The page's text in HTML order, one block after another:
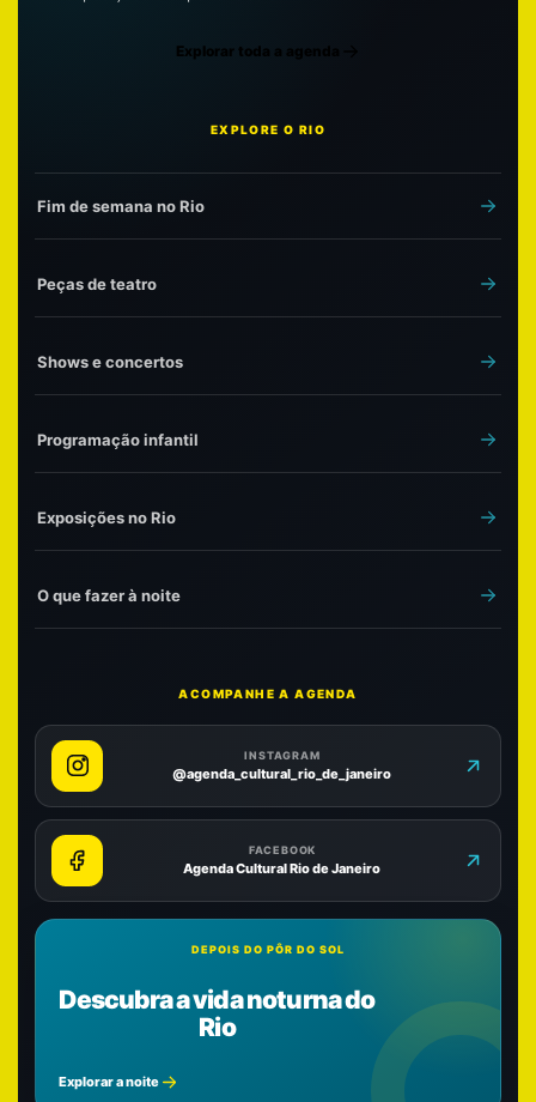
Explorar toda a agenda
EXPLORE O RIO
Fim de semana no Rio
Peças de teatro
Shows e concertos
Programação infantil
Exposições no Rio
O que fazer à noite
ACOMPANHE A AGENDA
INSTAGRAM
@agenda_cultural_rio_de_janeiro
FACEBOOK
Agenda Cultural Rio de Janeiro
DEPOIS DO PÔR DO SOL
Descubra a vida noturna do
Rio
Explorar a noite